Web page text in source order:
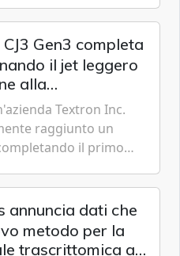
il jet leggero
alla
Textron Inc.
raggiunto un
il primo
metodo per la
trascrittomica a